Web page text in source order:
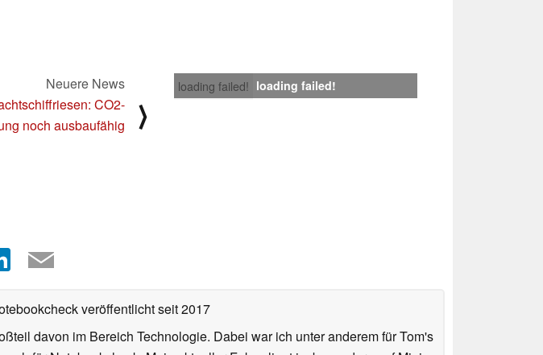
loading failed! loading failed!
Neuere News
CO2-
noch ausbaufähig
⟩
veröffentlichtseit 2017
davon im Bereich Technologie. Dabei war ich unter anderem für Tom's